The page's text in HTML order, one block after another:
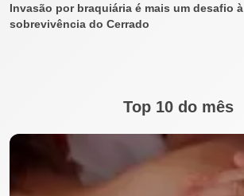
Invasão por braquiária é mais um desafio à
sobrevivência do Cerrado
Top 10 do mês